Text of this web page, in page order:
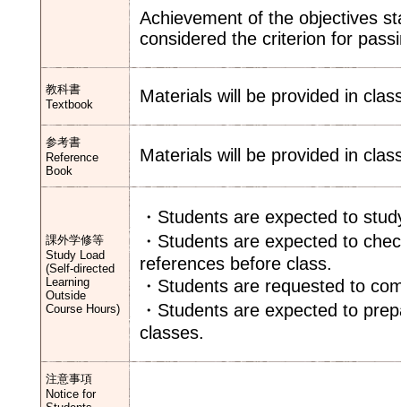
Achievement of the objectives
considered the criterion for
教科書
Textbook
Materials will be provided in
参考書
Reference
Book
Materials will be provided in
課外学修等
Study Load
(Self-directed
Learning
Outside
Course Hours)
・Students are expected to
・Students are expected to
references before class.
・Students are requested to
・Students are expected to
classes.
注意事項
Notice for